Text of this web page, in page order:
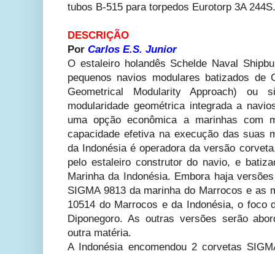
tubos B-515 para torpedos Eurotorp 3A 244S.
DESCRIÇÃO
Por Carlos E.S. Junior
O estaleiro holandês Schelde Naval
pequenos navios modulares batizados de
Geometrical Modularity Approach) ou
modularidade geométrica integrada a
uma opção econômica a marinhas com
capacidade efetiva na execução das suas
da Indonésia é operadora da versão
pelo estaleiro construtor do navio, e
Marinha da Indonésia. Embora haja
SIGMA 9813 da marinha do Marrocos e as
10514 do Marrocos e da Indonésia, o foco
Diponegoro. As outras versões serão
outra matéria.
A Indonésia encomendou 2 corvetas